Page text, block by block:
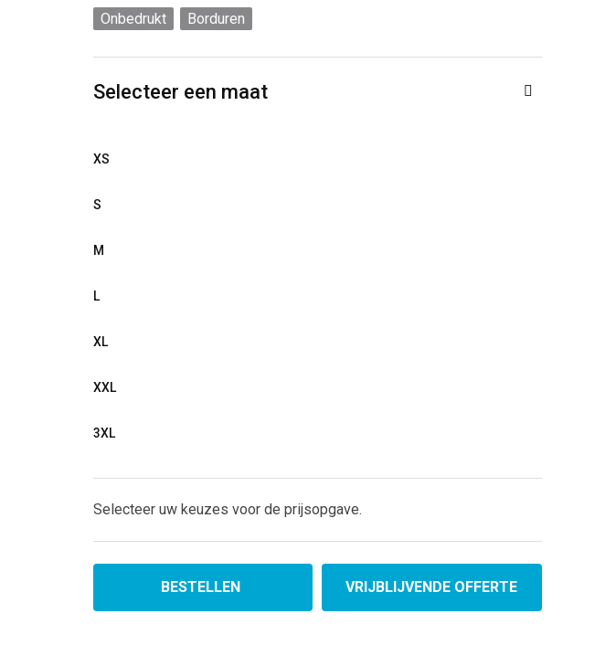
Onbedrukt
Borduren
Selecteer een maat
XS
S
M
L
XL
XXL
3XL
Selecteer uw keuzes voor de prijsopgave.
BESTELLEN VRIJBLIJVENDE OFFERTE